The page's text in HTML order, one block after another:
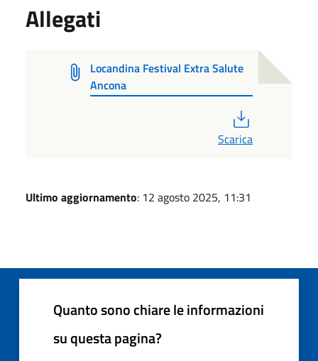
Allegati
Locandina Festival Extra Salute
Ancona
Scarica
Ultimo aggiornamento: 12 agosto 2025, 11:31
Quanto sono chiare le informazioni
su questa pagina?